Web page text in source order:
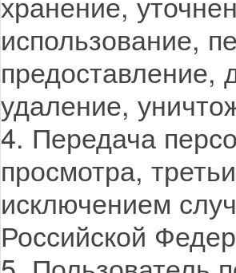
использование,
предоставление,
удаление,
4. Передача
просмотра,
исключением
Российской